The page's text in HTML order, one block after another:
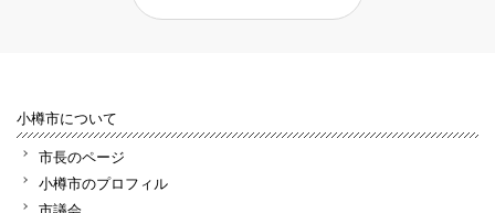
小樽市について
市長のページ
小樽市のプロフィル